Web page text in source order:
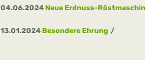
04.06.2024 Neue Erdnuss-
13.01.2024 Besondere Ehrung